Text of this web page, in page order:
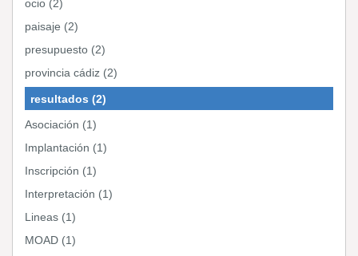
ocio (2)
paisaje (2)
presupuesto (2)
provincia cádiz (2)
resultados (2)
Asociación (1)
Implantación (1)
Inscripción (1)
Interpretación (1)
Lineas (1)
MOAD (1)